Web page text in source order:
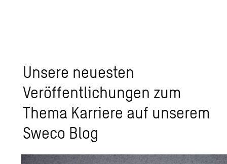
Unsere neuesten
Veröffentlichungen zum
Thema Karriere auf unserem
Sweco Blog